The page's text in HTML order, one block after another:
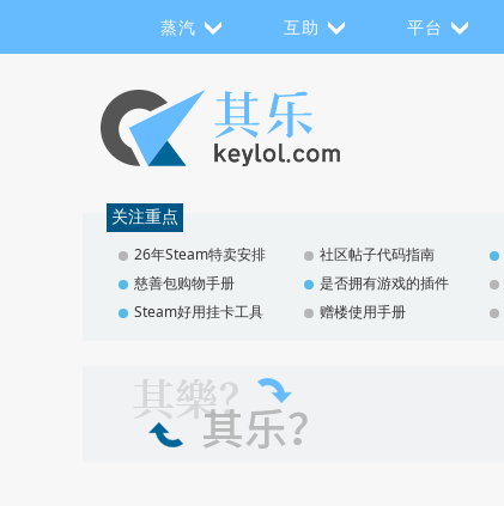
蒸汽 互助 平台
关注重点
26年Steam特卖安排 社区帖子代码指南
慈善包购物手册
是否拥有游戏的插件
Steam好用挂卡工具
赠楼使用手册